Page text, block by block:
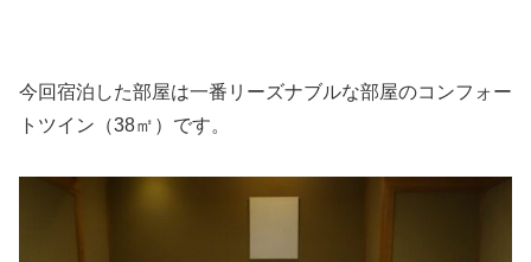
今回宿泊した部屋は一番リーズナブルな部屋のコンフォー
トツイン（38㎡）です。